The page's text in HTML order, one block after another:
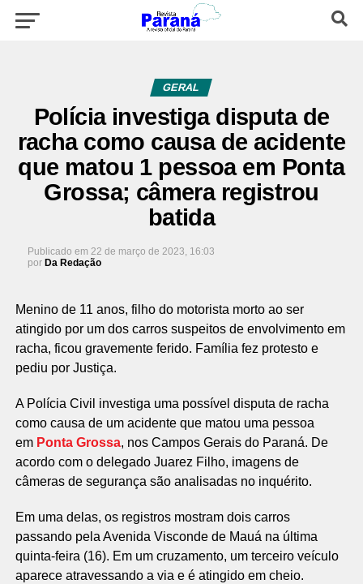
GERAL
Polícia investiga disputa de
racha como causa de acidente
que matou 1 pessoa em Ponta
Grossa; câmera registrou
batida
Publicado em 22 de março de 2023, 16:03
por Da Redação
Menino de 11 anos, filho do motorista morto ao ser
atingido por um dos carros suspeitos de envolvimento em
racha, ficou gravemente ferido. Família fez protesto e
pediu por Justiça.
A Polícia Civil investiga uma possível disputa de racha
como causa de um acidente que matou uma pessoa
em Ponta Grossa, nos Campos Gerais do Paraná. De
acordo com o delegado Juarez Filho, imagens de
câmeras de segurança são analisadas no inquérito.
Em uma delas, os registros mostram dois carros
passando pela Avenida Visconde de Mauá na última
quinta-feira (16). Em um cruzamento, um terceiro veículo
aparece atravessando a via e é atingido em cheio.